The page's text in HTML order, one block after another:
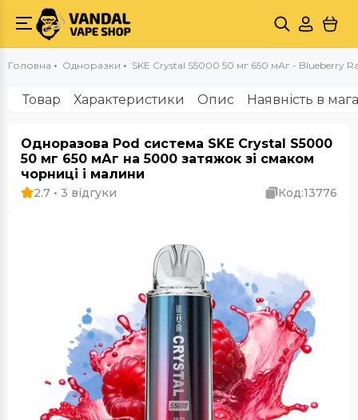
Головна Одноразки SKE Crystal S5000 50 мг 650 мАг - Blueberry
Товар Характеристики Опис Наявність в
Одноразова Pod система SKE Crystal S5000
50 мг 650 мАг на 5000 затяжок зі смаком
чорниці і малини
2.7 • 3 відгуки Код:13776